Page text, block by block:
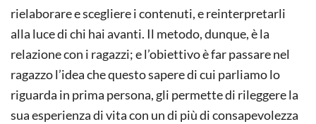
rielaborare e scegliere i contenuti, e reinterpretarli
alla luce di chi hai avanti. Il metodo, dunque, è la
relazione con i ragazzi; e l’obiettivo è far passare nel
ragazzo l’idea che questo sapere di cui parliamo lo
riguarda in prima persona, gli permette di rileggere la
sua esperienza di vita con un di più di consapevolezza